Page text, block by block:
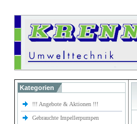
Kategorien
!!! Angebote & Aktionen !!!
Gebrauchte Impellerpumpen